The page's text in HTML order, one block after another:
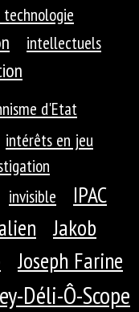
intellectuels
d'Etat
intérêts en jeu
invisible
IPAC
Jakob
Joseph Farine
Déli-Ô-Scope